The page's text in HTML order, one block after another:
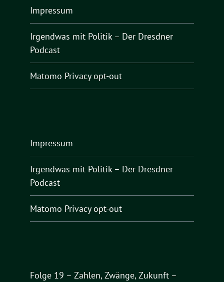
Impressum
Irgendwas mit Politik – Der Dresdner
Podcast
Matomo Privacy opt-out
Impressum
Irgendwas mit Politik – Der Dresdner
Podcast
Matomo Privacy opt-out
Folge 19 – Zahlen, Zwänge, Zukunft –